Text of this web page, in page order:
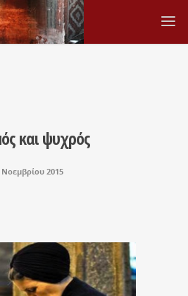
και ψυχρός
Νοεμβρίου 2015